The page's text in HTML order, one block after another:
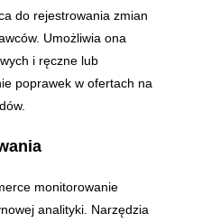
do rejestrowania zmian
Umożliwia ona
i ręczne lub
poprawek w ofertach na
monitorowanie
analityki. Narzędzia